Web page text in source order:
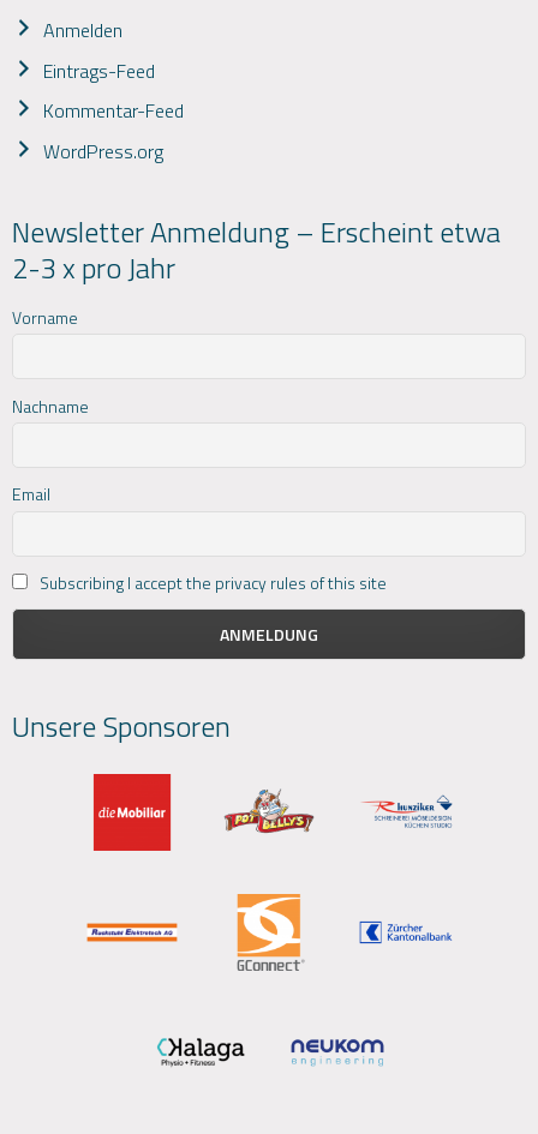
Anmelden
Eintrags-Feed
Kommentar-Feed
WordPress.org
Newsletter Anmeldung – Erscheint etwa
2-3 x pro Jahr
Vorname
Nachname
Email
Subscribing I accept the privacy rules of this site
Unsere Sponsoren